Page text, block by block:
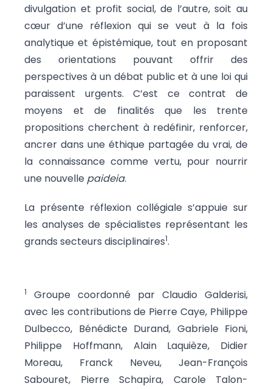
divulgation et profit social, de l’autre, soit au
cœur d’une réflexion qui se veut à la fois
analytique et épistémique, tout en proposant
des orientations pouvant offrir des
perspectives à un débat public et à une loi qui
paraissent urgents. C’est ce contrat de
moyens et de finalités que les trente
propositions cherchent à redéfinir, renforcer,
ancrer dans une éthique partagée du vrai, de
la connaissance comme vertu, pour nourrir
une nouvelle paideia.
La présente réflexion collégiale s’appuie sur
les analyses de spécialistes représentant les
grands secteurs disciplinaires1.
1
Groupe coordonné par Claudio Galderisi,
avec les contributions de Pierre Caye, Philippe
Dulbecco, Bénédicte Durand, Gabriele Fioni,
Philippe Hoffmann, Alain Laquièze, Didier
Moreau, Franck Neveu, Jean-François
Sabouret, Pierre Schapira, Carole Talon-